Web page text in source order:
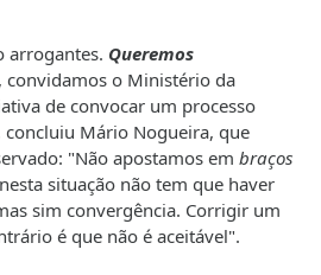
arrogantes. Queremos
convidamos o Ministério da
de convocar um processo
Mário Nogueira, que
"Não apostamos em braços
situação não tem que haver
sim convergência. Corrigir um
é que não é aceitável".